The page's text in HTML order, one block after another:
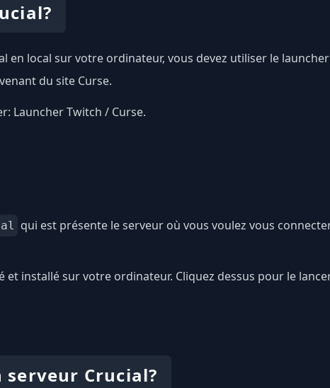
en local sur votre ordinateur, vous devez utiliser le
du site Curse.
Launcher Twitch / Curse.
qui est présente le serveur où vous voulez vous
et installé sur votre ordinateur. Cliquez dessus pour le
Crucial?